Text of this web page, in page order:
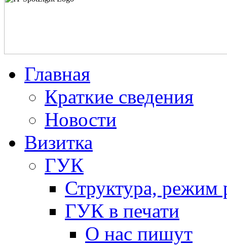
Главная
Краткие сведения
Новости
Визитка
ГУК
Структура, режим
ГУК в печати
О нас пишут